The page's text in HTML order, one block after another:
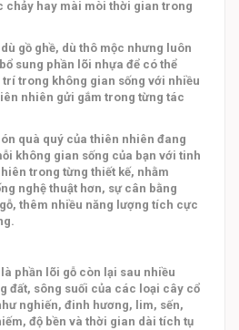
chảy hay mài mòi thời gian trong
dù gồ ghề, dù thô mộc nhưng luôn
sung phần lõi nhựa để có thể
trong không gian sống với nhiều
nhiên gửi gắm trong từng tác
quà quý của thiên nhiên đang
không gian sống của bạn với tinh
trong từng thiết kế, nhằm
nghệ thuật hơn, sự cân bằng
thêm nhiều năng lượng tích cực
phần lõi gỗ còn lại sau nhiều
đất, sông suối của các loại cây cổ
nghiến, đinh hương, lim, sến,
độ bền và thời gian dài tích tụ